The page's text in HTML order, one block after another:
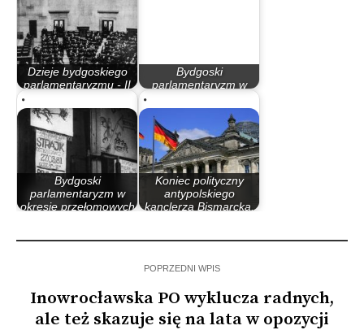
Dzieje bydgoskiego
parlamentaryzmu - II
Bydgoski
parlamentaryzm w
Bydgoski
parlamentaryzm w
okresie przełomowych
Koniec polityczny
antypolskiego
kanclerza Bismarcka.
POPRZEDNI WPIS
Inowrocławska PO wyklucza radnych,
ale też skazuje się na lata w opozycji